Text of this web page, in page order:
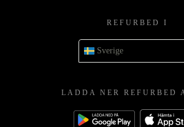
REFURBED I
Sverige
LADDA NER REFURBED